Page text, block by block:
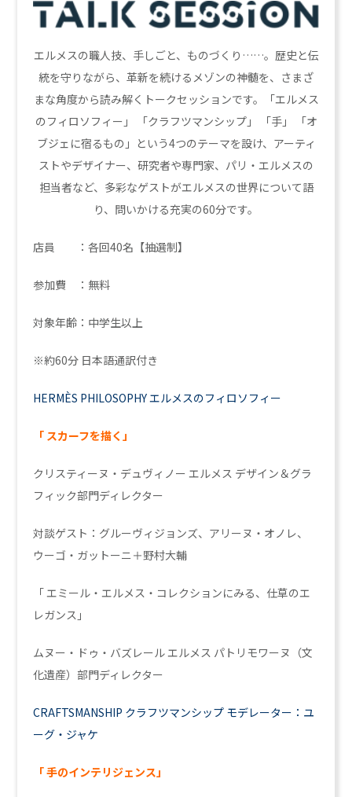
エルメスの職人技、手しごと、ものづくり……。歴史と伝
統を守りながら、革新を続けるメゾンの神髄を、さまざ
まな角度から読み解くトークセッションです。「エルメス
のフィロソフィー」 「クラフツマンシップ」 「手」 「オ
ブジェに宿るもの」という4つのテーマを設け、アーティ
ストやデザイナー、研究者や専門家、パリ・エルメスの
担当者など、多彩なゲストがエルメスの世界について語
り、問いかける充実の60分です。
店員 ：各回40名【抽選制】
参加費 ：無料
対象年齢：中学生以上
※約60分 日本語通訳付き
HERMÈS PHILOSOPHYエルメスのフィロソフィー
「 スカーフを描く」
クリスティーヌ・デュヴィノーエルメス デザイン＆グラ
フィック部門ディレクター
対談ゲスト：グルーヴィジョンズ、アリーヌ・オノレ、
ウーゴ・ガットーニ＋野村大輔
「 エミール・エルメス・コレクションにみる、仕草のエ
レガンス」
ムヌー・ドゥ・バズレールエルメス パトリモワーヌ（文
化遺産）部門ディレクター
CRAFTSMANSHIP クラフツマンシップ モデレーター：ユ
ーグ・ジャケ
「 手のインテリジェンス」